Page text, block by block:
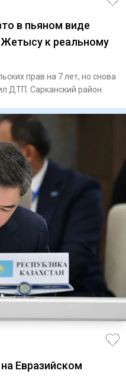
в пьяном виде
к реальному
прав на 7 лет, но снова
ДТП. Сарканский район
Евразийском